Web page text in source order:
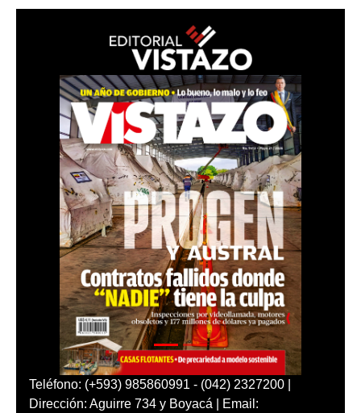
Teléfono: (+593) 985860991 - (042) 2327200 |
Dirección: Aguirre 734 y Boyacá | Email: